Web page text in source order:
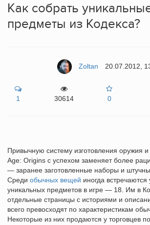
Как собрать
предметы из Кодекса?
Zoltan 20.07.2012,
1 30614 0
Привычную систему изготовления оружия
Age: Origins с успехом заменяет более
— заранее заготовленные наборы и
Среди обычных вещей иногда
уникальных предметов в игре — 18. Им в
отдельные страницы с историями и
всего превосходят по характеристикам
Некоторые из них продаются у торговцев